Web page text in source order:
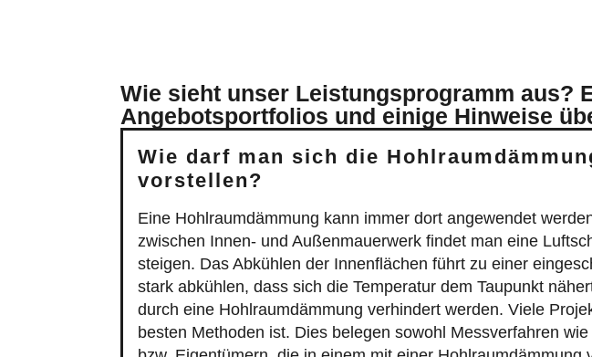
Angebotsportfolios und einige Hinweise
Wie darf man sich die
vorstellen?
Eine Hohlraumdämmung kann immer dort angewendet
zwischen Innen- und Außenmauerwerk findet man eine
steigen. Das Abkühlen der Innenflächen führt zu einer
stark abkühlen, dass sich die Temperatur dem Taupunkt
durch eine Hohlraumdämmung verhindert werden. Viele
besten Methoden ist. Dies belegen sowohl Messverfahren
bzw. Eigentümern, die in einem mit einer Hohlraumdämmung